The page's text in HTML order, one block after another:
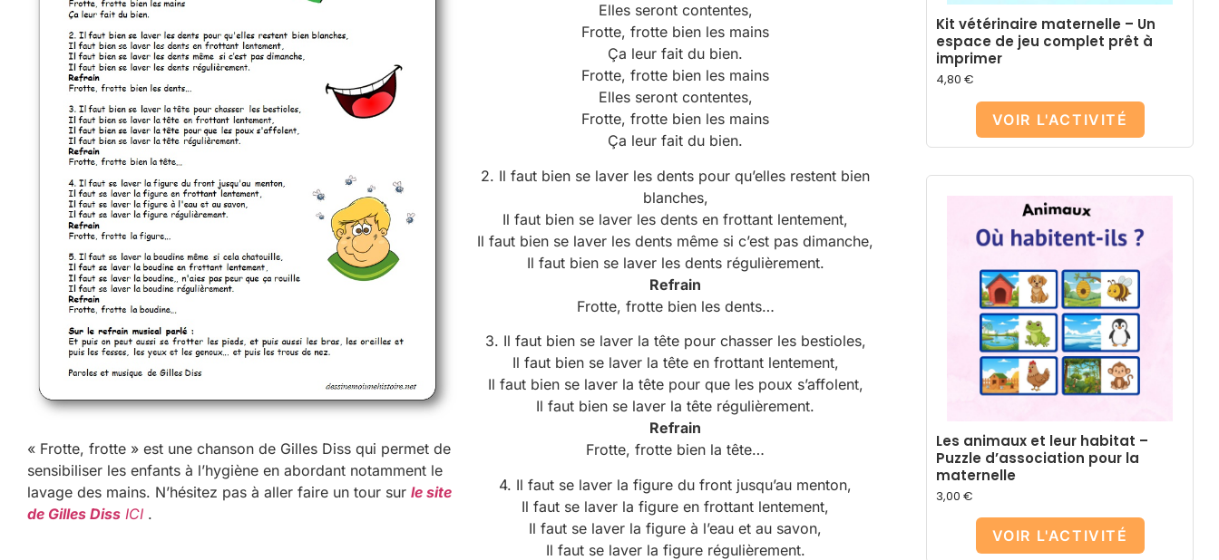
« Frotte, frotte » est une chanson de Gilles Diss qui permet de
sensibiliser les enfants à l’hygiène en abordant notamment le
lavage des mains. N’hésitez pas à aller faire un tour sur le site
de Gilles Diss ICI .
Elles seront contentes,
Frotte, frotte bien les mains
Ça leur fait du bien.
Frotte, frotte bien les mains
Elles seront contentes,
Frotte, frotte bien les mains
Ça leur fait du bien.
2. Il faut bien se laver les dents pour qu’elles restent bien
blanches,
Il faut bien se laver les dents en frottant lentement,
Il faut bien se laver les dents même si c’est pas dimanche,
Il faut bien se laver les dents régulièrement.
Refrain
Frotte, frotte bien les dents…
3. Il faut bien se laver la tête pour chasser les bestioles,
Il faut bien se laver la tête en frottant lentement,
Il faut bien se laver la tête pour que les poux s’affolent,
Il faut bien se laver la tête régulièrement.
Refrain
Frotte, frotte bien la tête…
4. Il faut se laver la figure du front jusqu’au menton,
Il faut se laver la figure en frottant lentement,
Il faut se laver la figure à l’eau et au savon,
Il faut se laver la figure régulièrement.
Kit vétérinaire maternelle – Un
espace de jeu complet prêt à
imprimer
4,80 €
VOIR L'ACTIVITÉ
Les animaux et leur habitat –
Puzzle d’association pour la
maternelle
3,00 €
VOIR L'ACTIVITÉ